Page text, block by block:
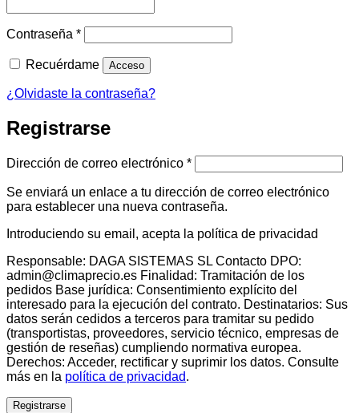
Contraseña *Obligatorio
Recuérdame Acceso
¿Olvidaste la contraseña?
Registrarse
Dirección de correo electrónico *Obligatorio
Se enviará un enlace a tu dirección de correo electrónico
para establecer una nueva contraseña.
Introduciendo su email, acepta la política de privacidad
Responsable: DAGA SISTEMAS SL Contacto DPO:
admin@climaprecio.es Finalidad: Tramitación de los
pedidos Base jurídica: Consentimiento explícito del
interesado para la ejecución del contrato. Destinatarios: Sus
datos serán cedidos a terceros para tramitar su pedido
(transportistas, proveedores, servicio técnico, empresas de
gestión de reseñas) cumpliendo normativa europea.
Derechos: Acceder, rectificar y suprimir los datos. Consulte
más en la política de privacidad.
Registrarse